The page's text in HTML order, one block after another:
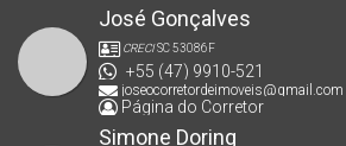
José Gonçalves
CRECISC 53086F
+55 (47) 9910-521
joseocorretordeimoveis@gmail.com
Página do Corretor
Simone Doring